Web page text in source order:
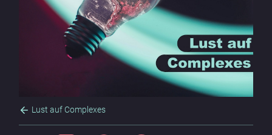
Lust auf Complexes